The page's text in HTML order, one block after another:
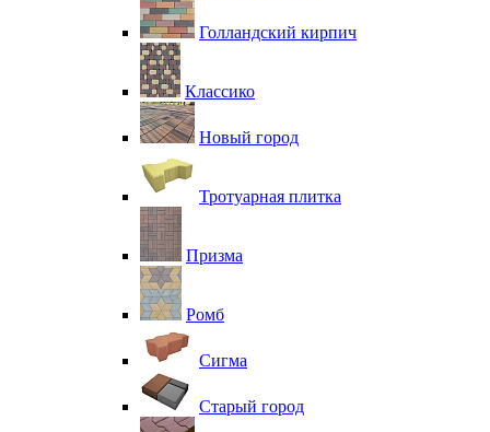
Голландский кирпич
Классико
Новый город
Тротуарная плитка
Призма
Ромб
Сигма
Старый город